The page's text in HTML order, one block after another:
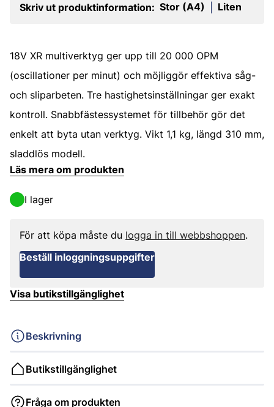
Skriv ut produktinformation: Stor (A4) Liten
18V XR multiverktyg ger upp till 20 000 OPM
(oscillationer per minut) och möjliggör effektiva såg-
och sliparbeten. Tre hastighetsinställningar ger exakt
kontroll. Snabbfästessystemet för tillbehör gör det
enkelt att byta utan verktyg. Vikt 1,1 kg, längd 310 mm,
sladdlös modell.
Läs mera om produkten
I lager
För att köpa måste du logga in till webbshoppen.
Beställ inloggningsuppgifter
Visa butikstillgänglighet
Beskrivning
Butikstillgänglighet
Fråga om produkten